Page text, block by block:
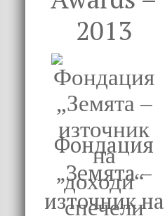
2013
Фондация
„Земята –
източник на